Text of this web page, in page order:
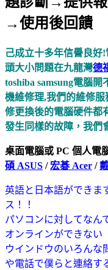
→使用後回饋
己成立十多年信譽良好
頭大小問題在九龍灣德
toshiba samsung電腦
機維修理,我們的維修
修更換後的電腦硬件都
發生同樣的故障，我們
桌面電腦或 PC 個人電
碩 ASUS / 宏碁 Acer /
英語と日本語ができま
ス！！
パソコンに対してなん
オンラインができない
ウインドウのいろんな
や電話で僕らと連絡す